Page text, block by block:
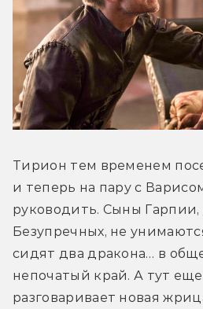
Тирион тем временем
и теперь на пару с
руководить. Сыны
Безупречных, не
сидят два дракона… в
непочатый край. А тут
разговаривает новая